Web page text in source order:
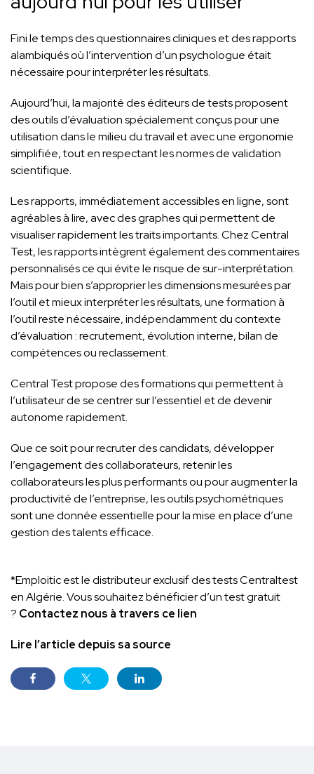
Fini le temps des questionnaires cliniques et des rapports
alambiqués où l’intervention d’un psychologue était
nécessaire pour interpréter les résultats.
Aujourd’hui, la majorité des éditeurs de tests proposent
des outils d’évaluation spécialement conçus pour une
utilisation dans le milieu du travail et avec une ergonomie
simplifiée, tout en respectant les normes de validation
scientifique.
Les rapports, immédiatement accessibles en ligne, sont
agréables à lire, avec des graphes qui permettent de
visualiser rapidement les traits importants. Chez Central
Test, les rapports intègrent également des commentaires
personnalisés ce qui évite le risque de sur-interprétation.
Mais pour bien s’approprier les dimensions mesurées par
l’outil et mieux interpréter les résultats, une formation à
l’outil reste nécessaire, indépendamment du contexte
d’évaluation : recrutement, évolution interne, bilan de
compétences ou reclassement.
Central Test propose des formations qui permettent à
l’utilisateur de se centrer sur l’essentiel et de devenir
autonome rapidement.
Que ce soit pour recruter des candidats, développer
l’engagement des collaborateurs, retenir les
collaborateurs les plus performants ou pour augmenter la
productivité de l’entreprise, les outils psychométriques
sont une donnée essentielle pour la mise en place d’une
gestion des talents efficace.
*Emploitic est le distributeur exclusif des tests Centraltest
en Algérie. Vous souhaitez bénéficier d’un test gratuit
? Contactez nous à travers ce lien
Lire l’article depuis sa source